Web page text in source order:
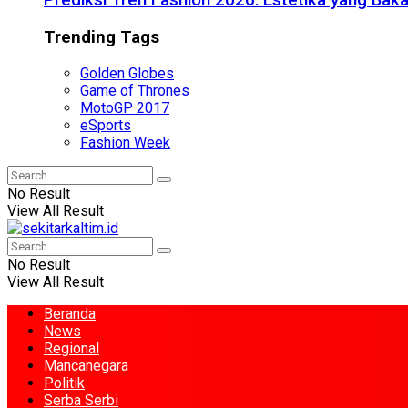
Trending Tags
Golden Globes
Game of Thrones
MotoGP 2017
eSports
Fashion Week
No Result
View All Result
No Result
View All Result
Beranda
News
Regional
Mancanegara
Politik
Serba Serbi